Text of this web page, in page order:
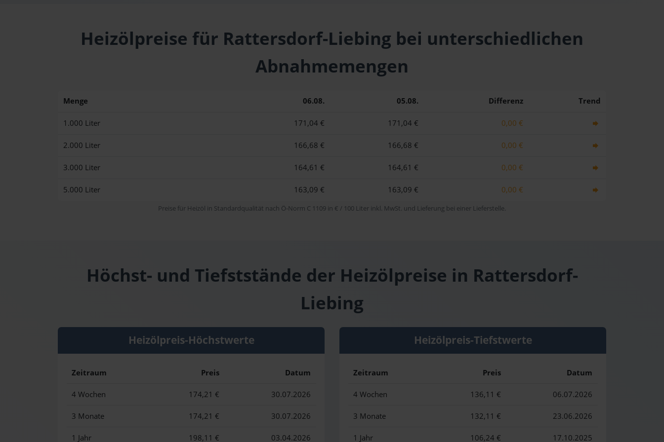
Heizölpreise für Rattersdorf-Liebing bei unterschiedlichen
Abnahmemengen
Menge 06.08. 05.08. Differenz Trend
1.000 Liter 171,04 € 171,04 € 0,00 €
2.000 Liter 166,68 € 166,68 € 0,00 €
3.000 Liter 164,61 € 164,61 € 0,00 €
5.000 Liter 163,09 € 163,09 € 0,00 €
Preise für Heizöl in Standardqualität nach Ö-Norm C 1109 in € / 100 Liter inkl. MwSt. und Lieferung bei einer Lieferstelle.
Höchst- und Tiefststände der Heizölpreise in Rattersdorf-
Liebing
Heizölpreis-Höchstwerte
Zeitraum Preis Datum
4 Wochen 174,21 € 30.07.2026
3 Monate 174,21 € 30.07.2026
1 Jahr 198,11 € 03.04.2026
Heizölpreis-Tiefstwerte
Zeitraum Preis Datum
4 Wochen 136,11 € 06.07.2026
3 Monate 132,11 € 23.06.2026
1 Jahr 106,24 € 17.10.2025